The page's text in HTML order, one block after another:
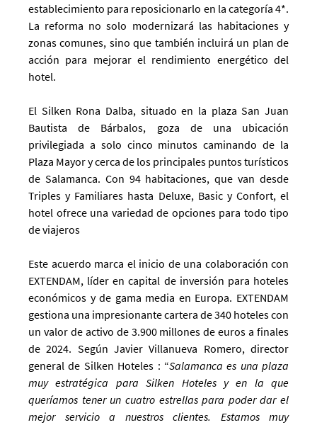
establecimiento para reposicionarlo en la categoría 4*.
La reforma no solo modernizará las habitaciones y
zonas comunes, sino que también incluirá un plan de
acción para mejorar el rendimiento energético del
hotel.
El Silken Rona Dalba, situado en la plaza San Juan
Bautista de Bárbalos, goza de una ubicación
privilegiada a solo cinco minutos caminando de la
Plaza Mayor y cerca de los principales puntos turísticos
de Salamanca. Con 94 habitaciones, que van desde
Triples y Familiares hasta Deluxe, Basic y Confort, el
hotel ofrece una variedad de opciones para todo tipo
de viajeros
Este acuerdo marca el inicio de una colaboración con
EXTENDAM, líder en capital de inversión para hoteles
económicos y de gama media en Europa. EXTENDAM
gestiona una impresionante cartera de 340 hoteles con
un valor de activo de 3.900 millones de euros a finales
de 2024. Según Javier Villanueva Romero, director
general de Silken Hoteles : “Salamanca es una plaza
muy estratégica para Silken Hoteles y en la que
queríamos tener un cuatro estrellas para poder dar el
mejor servicio a nuestros clientes. Estamos muy